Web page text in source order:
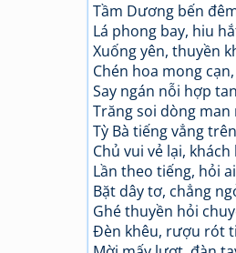
Tầm Dương bến
Lá phong bay, hiu
Xuống yên, thuyền
Chén hoa mong
Say ngán nỗi hợp
Trăng soi dòng
Tỳ Bà tiếng vẳng
Chủ vui vẻ lại,
Lần theo tiếng, hỏi
Bặt dây tơ, chẳng
Ghé thuyền hỏi
Đèn khêu, rượu rót